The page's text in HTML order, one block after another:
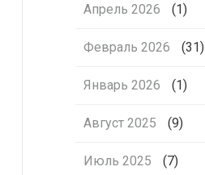
Апрель 2026 (1)
Февраль 2026 (31)
Январь 2026 (1)
Август 2025 (9)
Июль 2025 (7)